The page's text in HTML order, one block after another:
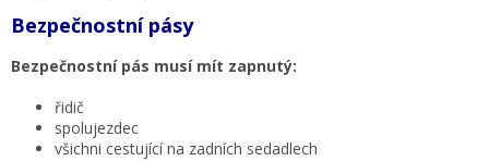
Bezpečnostní pásy
Bezpečnostní pás musí mít zapnutý:
řidič
spolujezdec
všichni cestující na zadních sedadlech